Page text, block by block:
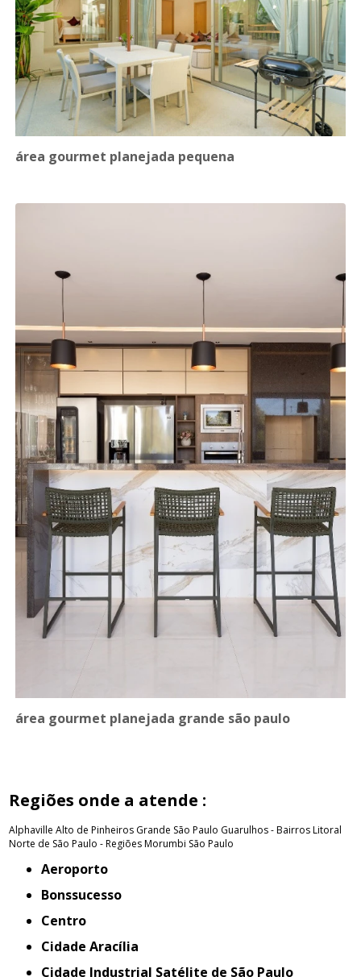
área gourmet planejada pequena
área gourmet planejada grande são paulo
Regiões onde a atende :
Alphaville Alto de Pinheiros Grande São Paulo Guarulhos - BairrosLitoral
Norte de São Paulo - RegiõesMorumbi São Paulo
Aeroporto
Bonssucesso
Centro
Cidade Aracília
Cidade Industrial Satélite de São Paulo